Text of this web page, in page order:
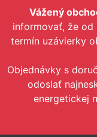
Vážený
informovať, že od
termín uzávierky
Objednávky s
odoslať
energetickej